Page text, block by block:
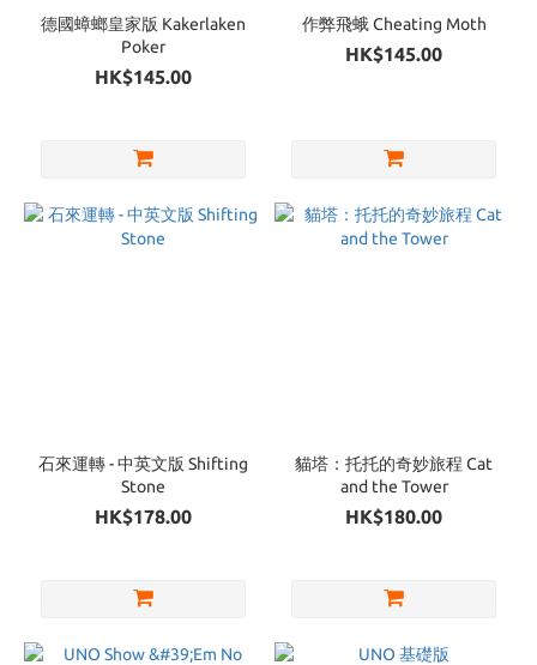
德國蟑螂皇家版 Kakerlaken
Poker
HK$145.00
作弊飛蛾 Cheating Moth
HK$145.00
石來運轉 - 中英文版 Shifting
Stone
HK$178.00
貓塔：托托的奇妙旅程 Cat
and the Tower
HK$180.00